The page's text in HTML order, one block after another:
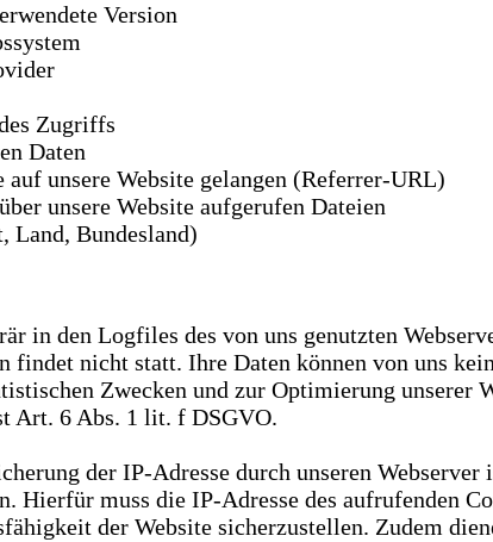
Version
Zugriffs
Daten
auf unsere Website gelangen (Referrer-URL)
unsere Website aufgerufen Dateien
Land, Bundesland)
in den Logfiles des von uns genutzten
findet nicht statt. Ihre Daten können von uns
Zwecken und zur Optimierung unserer
Art. 6 Abs. 1 lit. f DSGVO.
der IP-Adresse durch unseren
Hierfür muss die IP-Adresse des aufrufenden
der Website sicherzustellen. Zudem